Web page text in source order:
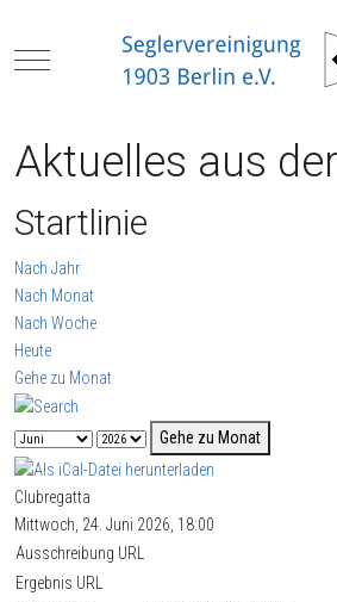
Mobile Menu Toggle
Aktuelles aus
Startlinie
Nach Jahr
Nach Monat
Nach Woche
Heute
Gehe zu Monat
Gehe zu Monat
Clubregatta
Mittwoch, 24. Juni 2026, 18:00
Ausschreibung URL
Ergebnis URL